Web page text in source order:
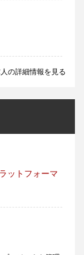
の詳細情報を見る
ットフォーマ